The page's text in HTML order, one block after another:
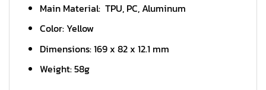
Main Material: TPU, PC, Aluminum
Color: Yellow
Dimensions: 169 x 82 x 12.1 mm
Weight: 58g